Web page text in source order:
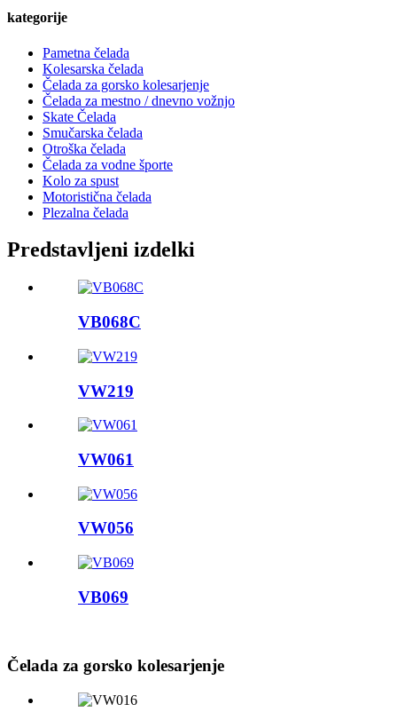
kategorije
Pametna čelada
Kolesarska čelada
Čelada za gorsko kolesarjenje
Čelada za mestno / dnevno vožnjo
Skate Čelada
Smučarska čelada
Otroška čelada
Čelada za vodne športe
Kolo za spust
Motoristična čelada
Plezalna čelada
Predstavljeni izdelki
VB068C
VW219
VW061
VW056
VB069
Čelada za gorsko kolesarjenje